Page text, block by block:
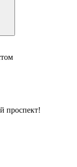
проспект!